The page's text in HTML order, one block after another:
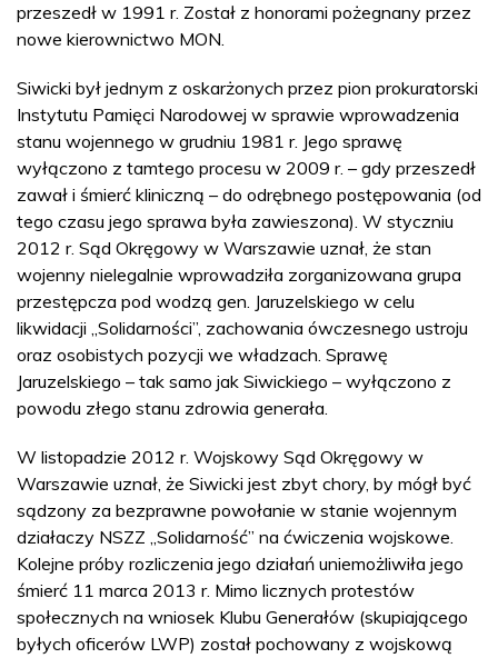
przeszedł w 1991 r. Został z honorami pożegnany przez
nowe kierownictwo MON.
Siwicki był jednym z oskarżonych przez pion prokuratorski
Instytutu Pamięci Narodowej w sprawie wprowadzenia
stanu wojennego w grudniu 1981 r. Jego sprawę
wyłączono z tamtego procesu w 2009 r. – gdy przeszedł
zawał i śmierć kliniczną – do odrębnego postępowania (od
tego czasu jego sprawa była zawieszona). W styczniu
2012 r. Sąd Okręgowy w Warszawie uznał, że stan
wojenny nielegalnie wprowadziła zorganizowana grupa
przestępcza pod wodzą gen. Jaruzelskiego w celu
likwidacji „Solidarności”, zachowania ówczesnego ustroju
oraz osobistych pozycji we władzach. Sprawę
Jaruzelskiego – tak samo jak Siwickiego – wyłączono z
powodu złego stanu zdrowia generała.
W listopadzie 2012 r. Wojskowy Sąd Okręgowy w
Warszawie uznał, że Siwicki jest zbyt chory, by mógł być
sądzony za bezprawne powołanie w stanie wojennym
działaczy NSZZ „Solidarność” na ćwiczenia wojskowe.
Kolejne próby rozliczenia jego działań uniemożliwiła jego
śmierć 11 marca 2013 r. Mimo licznych protestów
społecznych na wniosek Klubu Generałów (skupiającego
byłych oficerów LWP) został pochowany z wojskową